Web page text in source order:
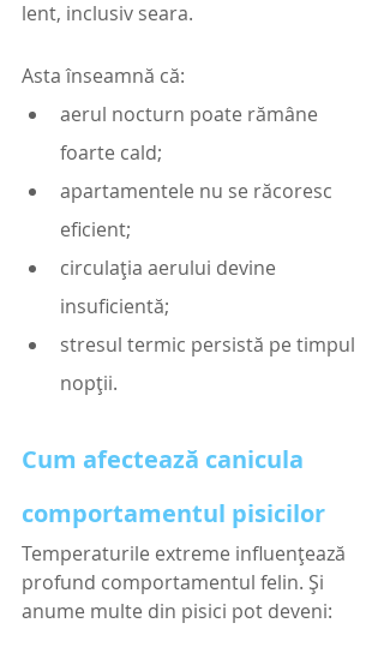
lent, inclusiv seara.
Asta înseamnă că:
aerul nocturn poate rămâne
foarte cald;
apartamentele nu se răcoresc
eficient;
circulația aerului devine
insuficientă;
stresul termic persistă pe timpul
nopții.
Cum afectează canicula
comportamentul pisicilor
Temperaturile extreme influențează
profund comportamentul felin. Și
anume multe din pisici pot deveni: